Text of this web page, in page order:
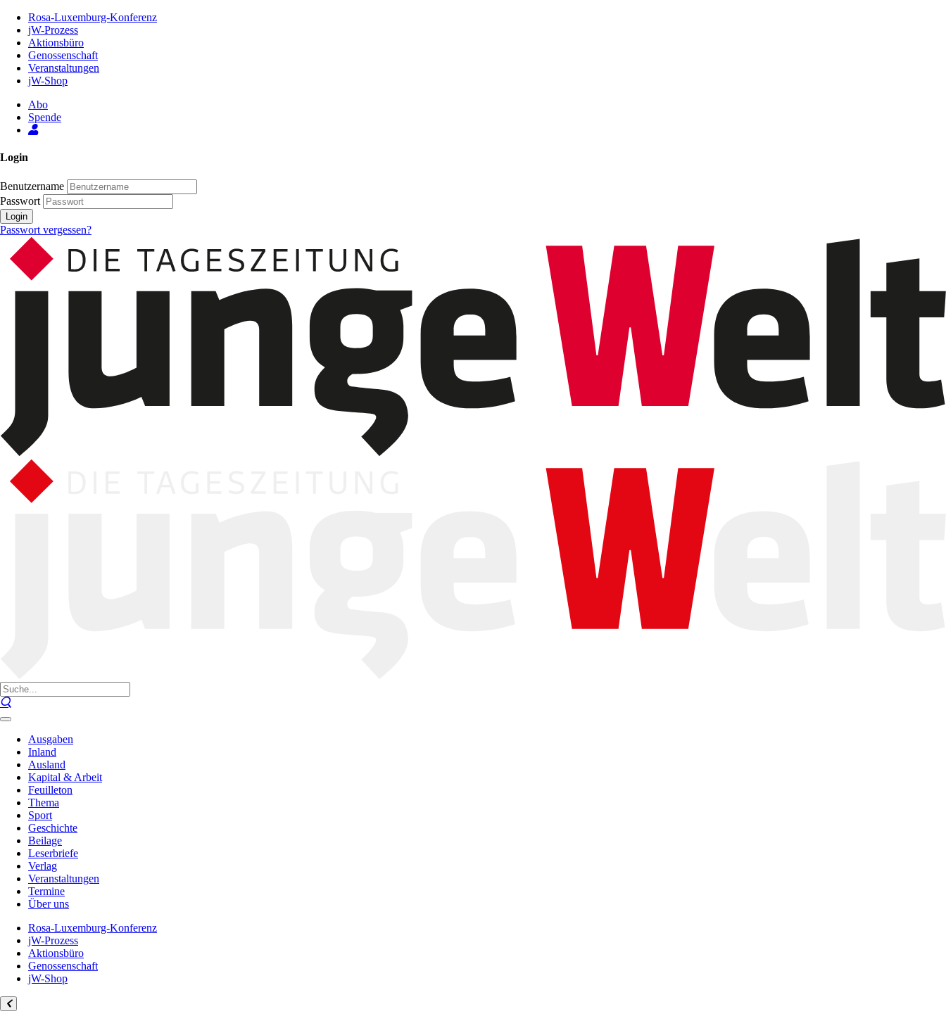
Inhalt
Seite
Rosa-Luxemburg-Konferenz
jW-Prozess
Aktionsbüro
Genossenschaft
Veranstaltungen
jW-Shop
Abo
Spende
Login
Benutzername
Passwort
Login
Passwort vergessen?
Ausgaben
Inland
Ausland
Kapital & Arbeit
Feuilleton
Thema
Sport
Geschichte
Beilage
Leserbriefe
Verlag
Veranstaltungen
Termine
Über uns
Rosa-Luxemburg-Konferenz
jW-Prozess
Aktionsbüro
Genossenschaft
jW-Shop